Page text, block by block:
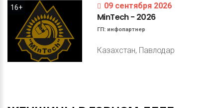
16+ 09 сентября 2026
MinTech- 2026
ГП: инфопартнер
Казахстан, Павлодар